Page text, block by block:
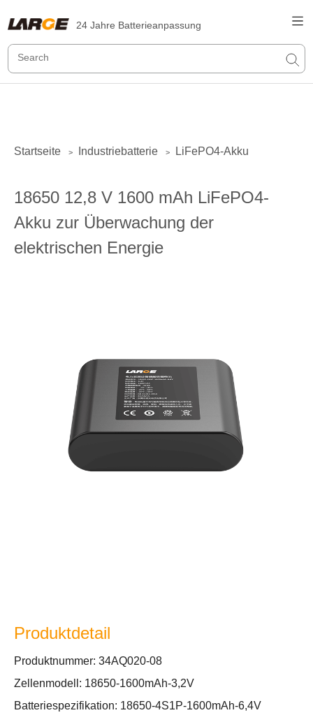
24 Jahre Batterieanpassung
Startseite > Industriebatterie > LiFePO4-Akku
18650 12,8 V 1600 mAh LiFePO4-
Akku zur Überwachung der
elektrischen Energie
Produktdetail
Produktnummer: 34AQ020-08
Zellenmodell: 18650-1600mAh-3,2V
Batteriespezifikation: 18650-4S1P-1600mAh-6,4V